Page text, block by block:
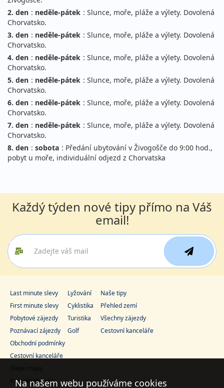
2. den : neděle-pátek : Slunce, moře, pláže a výlety. Dovolená
Chorvatsko.
3. den : neděle-pátek : Slunce, moře, pláže a výlety. Dovolená
Chorvatsko.
4. den : neděle-pátek : Slunce, moře, pláže a výlety. Dovolená
Chorvatsko.
5. den : neděle-pátek : Slunce, moře, pláže a výlety. Dovolená
Chorvatsko.
6. den : neděle-pátek : Slunce, moře, pláže a výlety. Dovolená
Chorvatsko.
7. den : neděle-pátek : Slunce, moře, pláže a výlety. Dovolená
Chorvatsko.
8. den : sobota : Předání ubytování v Živogošče do 9:00 hod.,
pobyt u moře, individuální odjezd z Chorvatska
Každý týden nové tipy přímo na Váš
email!
Last minute slevy
First minute slevy
Pobytové zájezdy
Poznávací zájezdy
Lyžování
Cyklistika
Turistika
Golf
Naše tipy
Přehled zemí
Všechny zájezdy
Cestovní kanceláře
Obchodní podmínky
Cestovní kanceláře
Slepé mapy
Kontaktujte nás
Na našem webu používáme cookies